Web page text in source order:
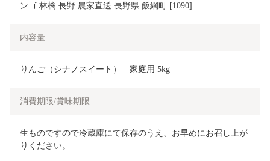
ンゴ 林檎 長野 農家直送 長野県 飯綱町 [1090]
内容量
りんご（シナノスイート）　家庭用 5kg
消費期限/賞味期限
生ものですので冷蔵庫にて保存のうえ、お早めにお召し上が
りください。